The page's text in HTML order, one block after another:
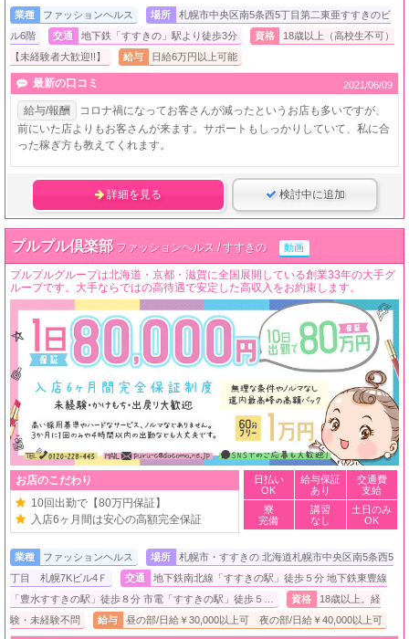
業種 ファッションヘルス 場所
札幌市中央区南5条西5丁目第二東亜すすきのビ
ル6階
交通 地下鉄「すすきの」駅より徒歩3分 資格
18歳以上（高校生不可）
【未経験者大歓迎!!】
給与 日給6万円以上可能
最新の口コミ 2021/06/09
給与/報酬
コロナ禍になってお客さんが減ったというお店も多いですが、
前にいた店よりもお客さんが来ます。サポートもしっかりしていて、私に合
った稼ぎ方も教えてくれます。
詳細を見る 検討中に追加
プルプル倶楽部 ファッションヘルス / すすきの 動画
プルプルグループは北海道・京都・滋賀に全国展開している創業33年の大手グ
ループです。大手ならではの高待遇で安定した高収入をお約束します。
お店のこだわり
10回出勤で【80万円保証】
入店6ヶ月間は安心の高額完全保証
日払い
OK
給与保証
あり
交通費
支給
寮
完備
講習
なし
土日のみ
OK
業種 ファッションヘルス 場所
札幌市・すすきの 北海道札幌市中央区南5条西5
丁目 札幌7Kビル4Ｆ
交通
地下鉄南北線「すすきの駅」徒歩５分 地下鉄東豊線
「豊水すすきの駅」徒歩８分 市電「すすきの駅」徒歩５…
資格
18歳以上。経
験・未経験不問
給与 昼の部/日給￥30,000以上可 夜の部/日給￥40,000以上可